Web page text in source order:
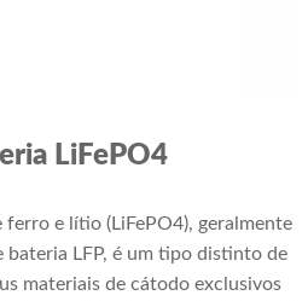
LiFePO4
e lítio (LiFePO4), geralmente
bateria LFP, é um tipo distinto de
materiais de cátodo exclusivos